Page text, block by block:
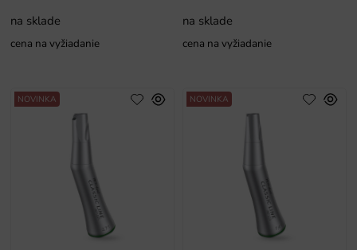
na sklade
cena na vyžiadanie
na sklade
cena na vyžiadanie
NOVINKA NOVINKA